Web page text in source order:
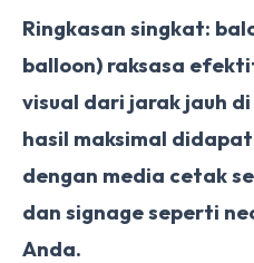
Ringkasan singkat:
balloon) raksasa
visual dari jarak jauh
hasil maksimal
dengan media cetak
dan signage seperti
Anda.